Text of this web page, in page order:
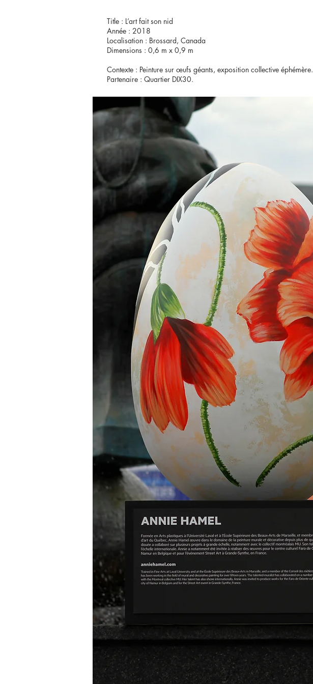
Title : L’art fait son nid
Année : 2018
Localisation : Brossard, Canada
Dimensions : 0,6 m x 0,9 m
Contexte : Peinture sur œufs géants, exposition collective éphémère.
Partenaire : Quartier DIX30.